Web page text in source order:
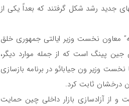
جدید رشد شکل گرفتند که بعداً یکی از
معاون نخست وزیر ایالتی جمهوری خلق
پینگ است که از جمله موارد دیگر،
وزیر ون جیابائو در برنامه بازسازی
و از آزادسازی بازار داخلی چین حمایت‌